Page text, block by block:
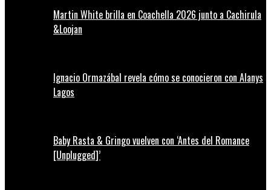
Martin White brilla en Coachella 2026 junto a Cachirula
&Loojan
Ignacio Ormazábal revela cómo se conocieron con Alanys
Lagos
Baby Rasta & Gringo vuelven con ‘Antes del Romance
[Unplugged]’